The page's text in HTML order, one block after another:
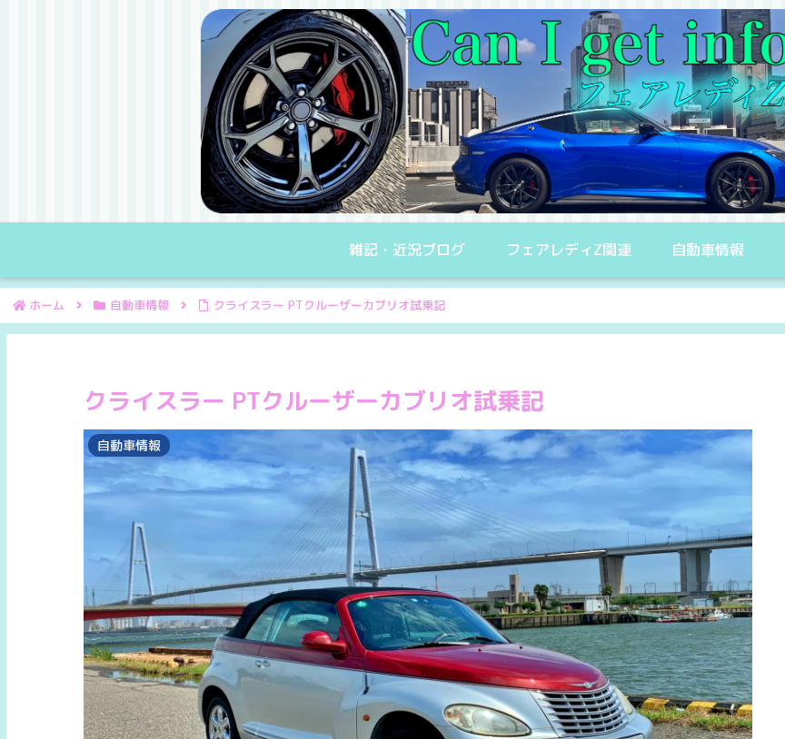
雑記・近況ブログ フェアレディZ関連 自動車情報
ホーム 自動車情報 クライスラー PTクルーザーカブリオ試乗記
クライスラー PTクルーザーカブリオ試乗記
自動車情報